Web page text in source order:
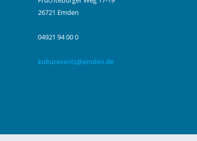
26721 Emden
04921 94 00 0
kulturevents@emden.de